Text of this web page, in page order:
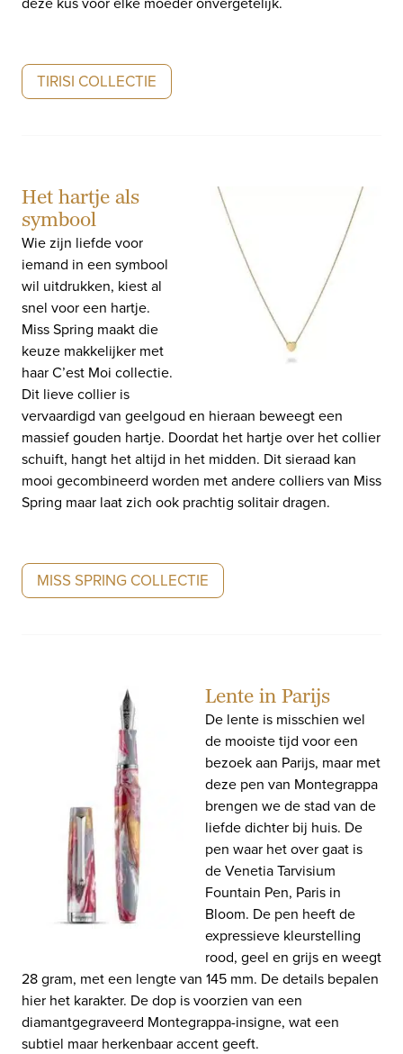
TIRISI COLLECTIE
Het hartje als
symbool
Wie zijn liefde voor
iemand in een symbool
wil uitdrukken, kiest al
snel voor een hartje.
Miss Spring maakt die
keuze makkelijker met
haar C’est Moi collectie.
Dit lieve collier is
vervaardigd van geelgoud en hieraan beweegt een
massief gouden hartje. Doordat het hartje over het collier
schuift, hangt het altijd in het midden. Dit sieraad kan
mooi gecombineerd worden met andere colliers van Miss
Spring maar laat zich ook prachtig solitair dragen.
MISS SPRING COLLECTIE
Lente in Parijs
De lente is misschien wel
de mooiste tijd voor een
bezoek aan Parijs, maar met
deze pen van Montegrappa
brengen we de stad van de
liefde dichter bij huis. De
pen waar het over gaat is
de Venetia Tarvisium
Fountain Pen, Paris in
Bloom. De pen heeft de
expressieve kleurstelling
rood, geel en grijs en weegt
28 gram, met een lengte van 145 mm. De details bepalen
hier het karakter. De dop is voorzien van een
diamantgegraveerd Montegrappa-insigne, wat een
subtiel maar herkenbaar accent geeft.